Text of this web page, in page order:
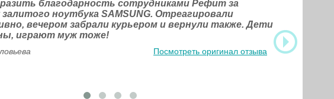
благодарность сотрудниками Рефит за
залитого ноутбука SAMSUNG. Отреагировали
вечером забрали курьером и вернули также. Дети
играют муж тоже!
Посмотреть оригинал отзыва